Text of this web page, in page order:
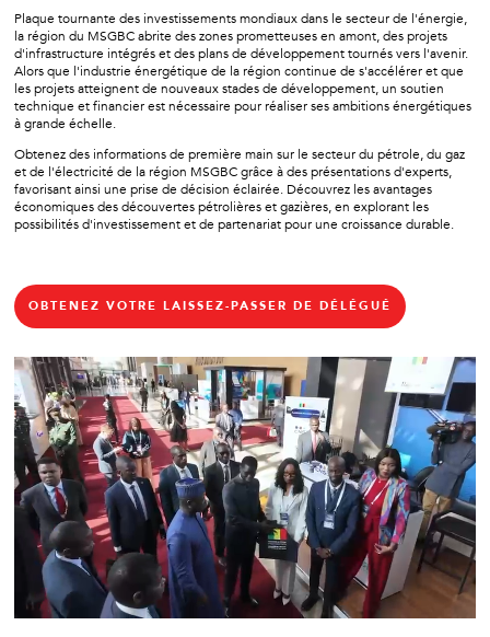
Plaque tournante des investissements mondiaux dans le secteur de l'énergie,
la région du MSGBC abrite des zones prometteuses en amont, des projets
d'infrastructure intégrés et des plans de développement tournés vers l'avenir.
Alors que l'industrie énergétique de la région continue de s'accélérer et que
les projets atteignent de nouveaux stades de développement, un soutien
technique et financier est nécessaire pour réaliser ses ambitions énergétiques
à grande échelle.
Obtenez des informations de première main sur le secteur du pétrole, du gaz
et de l'électricité de la région MSGBC grâce à des présentations d'experts,
favorisant ainsi une prise de décision éclairée. Découvrez les avantages
économiques des découvertes pétrolières et gazières, en explorant les
possibilités d'investissement et de partenariat pour une croissance durable.
OBTENEZ VOTRE LAISSEZ-PASSER DE DÉLÉGUÉ